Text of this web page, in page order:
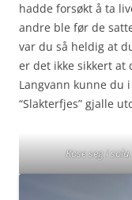
hadde forsøkt å ta
andre ble før de
var du så heldig at
er det ikke sikkert at
Langvann kunne du
“Slakterfjes” gjalle
Kose seg i sola.